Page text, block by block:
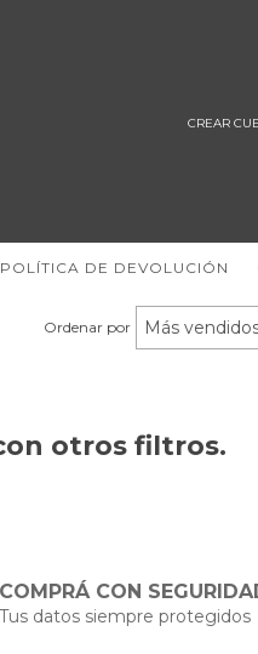
CREAR
POLÍTICA DE DEVOLUCIÓN
Ordenar por
otros filtros.
COMPRÁ CON
Tus datos siempre protegidos